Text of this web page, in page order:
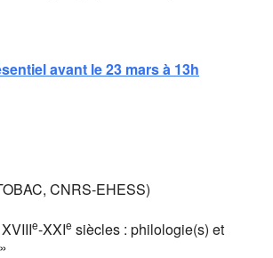
avant le 23 mars à 13h
CNRS-EHESS)
e-XXIe siècles : philologie(s) et